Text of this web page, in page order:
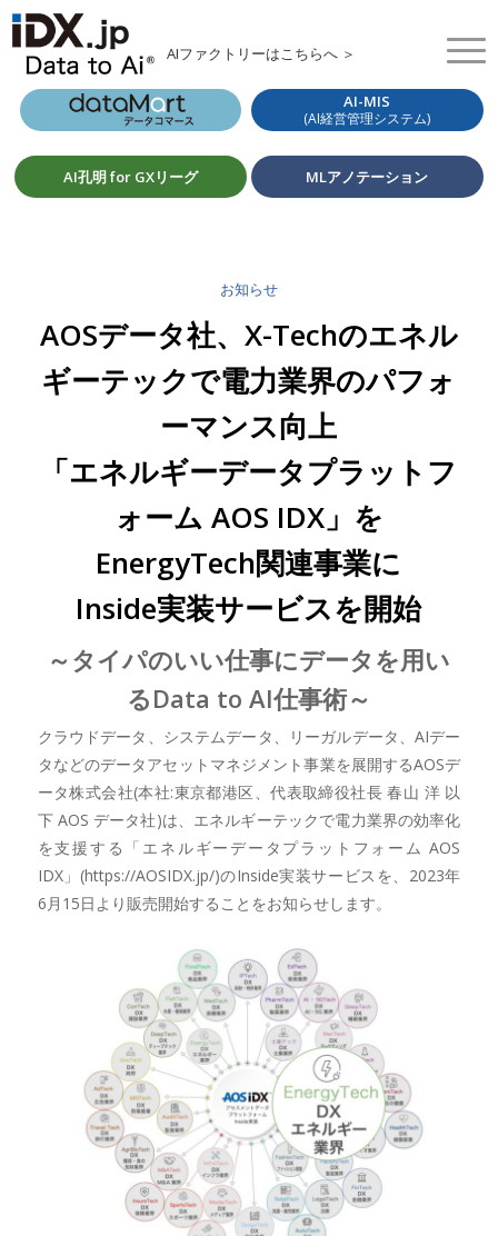
AIファクトリーはこちらへ ＞
AI-MIS
(AI経営管理システム)
AI孔明 for GXリーグ MLアノテーション
お知らせ
AOSデータ社、X-Techのエネル
ギーテックで電力業界のパフォ
ーマンス向上
「エネルギーデータプラットフ
ォーム AOS IDX」を
EnergyTech関連事業に
Inside実装サービスを開始
～タイパのいい仕事にデータを用い
るData to AI仕事術～
クラウドデータ、システムデータ、リーガルデータ、AIデー
タなどのデータアセットマネジメント事業を展開するAOSデ
ータ株式会社(本社:東京都港区、代表取締役社長 春山 洋 以
下 AOS データ社)は、エネルギーテックで電力業界の効率化
を支援する「エネルギーデータプラットフォーム AOS
IDX」(https://AOSIDX.jp/)のInside実装サービスを、2023年
6月15日より販売開始することをお知らせします。